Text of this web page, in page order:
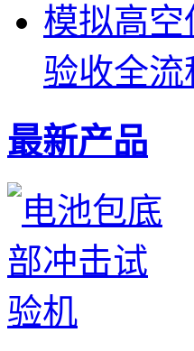
模拟高
验收全流
最新产品